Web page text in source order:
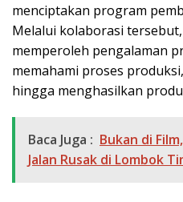
menciptakan program
Melalui kolaborasi
memperoleh pengalaman
memahami proses
hingga menghasilkan
Baca Juga : Bukan di
Jalan Rusak di Lombok